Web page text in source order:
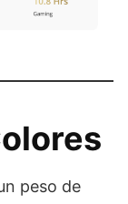
peso de